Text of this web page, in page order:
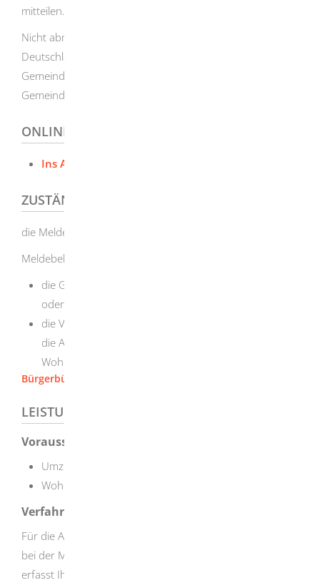
mitteilen.
Nicht abmelden müssen Sie sich, wenn Sie innerhalb
Deutschlands umziehen. Es genügt, sich bei Ihrer neuen
Gemeinde anzumelden. Diese teilt der früheren
Gemeinde mit, dass Sie umgezogen sind.
ONLINEANTRAG UND FORMULARE
Ins Ausland abmelden
ZUSTÄNDIGE STELLE
die Meldebehörde
Meldebehörde ist
die Gemeinde-/Stadtverwaltung Ihres Wohnortes
oder
die Verwaltungsgemeinschaft oder die Gemeinde, die
die Aufgaben der Meldebehörde für Ihre
Wohnortgemeinde erfüllt.
Bürgerbüro [Stadt Herbrechtingen]
LEISTUNGSDETAILS
Voraussetzungen
Umzug oder
Wohnungsaufgabe
Verfahrensablauf
Für die Abmeldung müssen Sie in der Regel persönlich
bei der Meldebehörde erscheinen. Die Meldebehörde
erfasst Ihre neuen Daten und legt Ihnen einen Ausdruck